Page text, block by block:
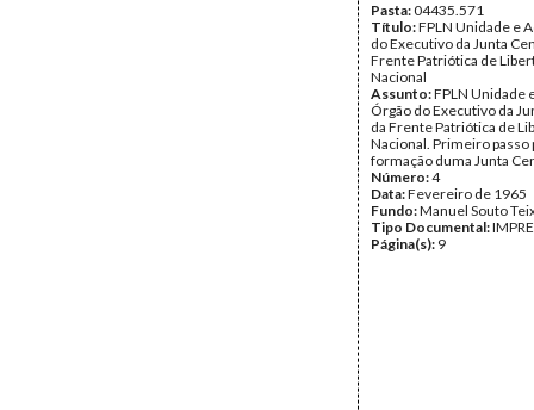
Pasta:04435.571
Título:FPLN Unidade e
do Executivo da Junta
Frente Patriótica de
Nacional
Assunto:FPLN Unidade
Órgão do Executivo da
da Frente Patriótica de
Nacional. Primeiro passo
formação duma Junta
Número:4
Data:Fevereiro de 1965
Fundo:Manuel Souto
Tipo Documental:
Página(s): 9